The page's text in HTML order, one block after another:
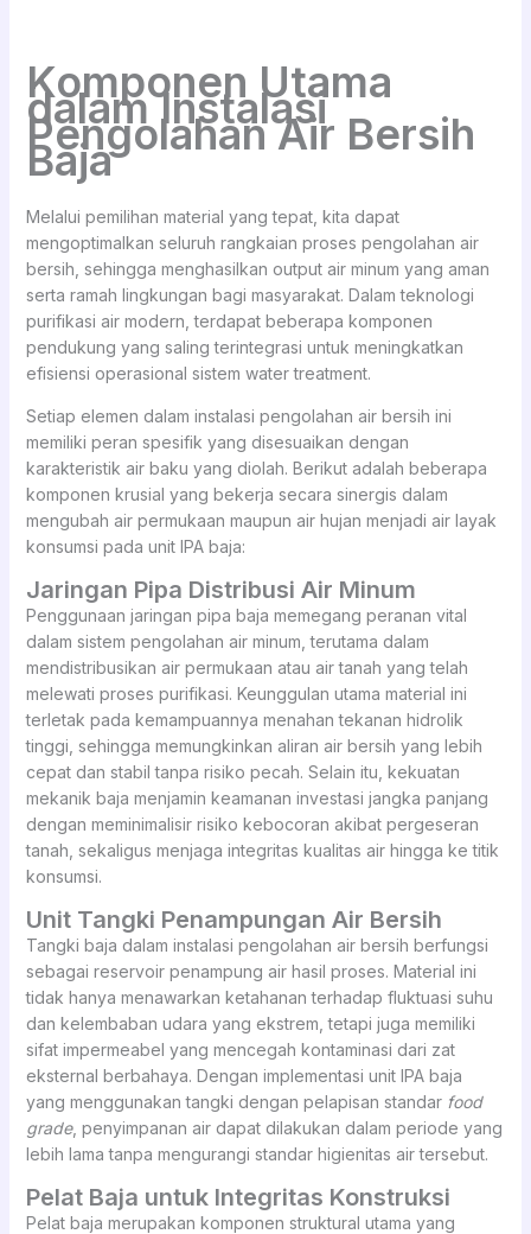
Komponen Utama
dalam Instalasi
Pengolahan Air Bersih
Baja
Melalui pemilihan material yang tepat, kita dapat
mengoptimalkan seluruh rangkaian proses pengolahan air
bersih, sehingga menghasilkan output air minum yang aman
serta ramah lingkungan bagi masyarakat. Dalam teknologi
purifikasi air modern, terdapat beberapa komponen
pendukung yang saling terintegrasi untuk meningkatkan
efisiensi operasional sistem water treatment.
Setiap elemen dalam instalasi pengolahan air bersih ini
memiliki peran spesifik yang disesuaikan dengan
karakteristik air baku yang diolah. Berikut adalah beberapa
komponen krusial yang bekerja secara sinergis dalam
mengubah air permukaan maupun air hujan menjadi air layak
konsumsi pada unit IPA baja:
Jaringan Pipa Distribusi Air Minum
Penggunaan jaringan pipa baja memegang peranan vital
dalam sistem pengolahan air minum, terutama dalam
mendistribusikan air permukaan atau air tanah yang telah
melewati proses purifikasi. Keunggulan utama material ini
terletak pada kemampuannya menahan tekanan hidrolik
tinggi, sehingga memungkinkan aliran air bersih yang lebih
cepat dan stabil tanpa risiko pecah. Selain itu, kekuatan
mekanik baja menjamin keamanan investasi jangka panjang
dengan meminimalisir risiko kebocoran akibat pergeseran
tanah, sekaligus menjaga integritas kualitas air hingga ke titik
konsumsi.
Unit Tangki Penampungan Air Bersih
Tangki baja dalam instalasi pengolahan air bersih berfungsi
sebagai reservoir penampung air hasil proses. Material ini
tidak hanya menawarkan ketahanan terhadap fluktuasi suhu
dan kelembaban udara yang ekstrem, tetapi juga memiliki
sifat impermeabel yang mencegah kontaminasi dari zat
eksternal berbahaya. Dengan implementasi unit IPA baja
yang menggunakan tangki dengan pelapisan standar food
grade, penyimpanan air dapat dilakukan dalam periode yang
lebih lama tanpa mengurangi standar higienitas air tersebut.
Pelat Baja untuk Integritas Konstruksi
Pelat baja merupakan komponen struktural utama yang